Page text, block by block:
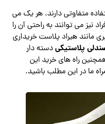
متفاوتی دارند. هر یک می
نیز می توانند به راحتی آن را
مانند هیراد پلاست خریداری
پلاستیکیدسته دار
راه های خرید این
ما در این مطلب باشید.